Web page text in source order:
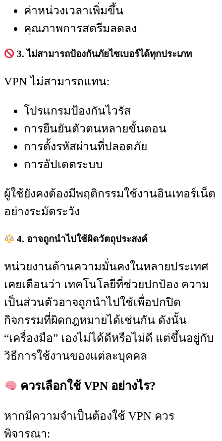
ค่าหน่วงเวลาเพิ่มขึ้น
คุณภาพการสตรีมลดลง
3. ไม่สามารถป้องกันภัยไซเบอร์ได้ทุกประเภท
VPN ไม่สามารถแทน:
โปรแกรมป้องกันไวรัส
การยืนยันตัวตนหลายขั้นตอน
การตั้งรหัสผ่านที่ปลอดภัย
การอัปเดตระบบ
ผู้ใช้ยังคงต้องมีพฤติกรรมใช้งานอินเทอร์เน็ต
อย่างระมัดระวัง
4. อาจถูกนำไปใช้ผิดวัตถุประสงค์
หน่วยงานด้านความมั่นคงในหลายประเทศ
เคยเตือนว่า เทคโนโลยีที่ช่วยปกป้อง ความ
เป็นส่วนตัวอาจถูกนำไปใช้เพื่อปกปิด
กิจกรรมที่ผิดกฎหมายได้เช่นกัน ดังนั้น
“เครื่องมือ” เองไม่ได้ดีหรือไม่ดี แต่ขึ้นอยู่กับ
วิธีการใช้งานของแต่ละบุคคล
ควรเลือกใช้ VPN อย่างไร?
หากมีความจำเป็นต้องใช้ VPN ควร
พิจารณา: